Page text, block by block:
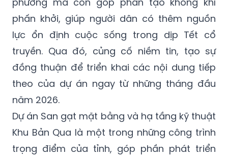
phấn khởi, giúp người dân có thêm nguồn
lực ổn định cuộc sống trong dịp Tết cổ
truyền. Qua đó, củng cố niềm tin, tạo sự
đồng thuận để triển khai các nội dung tiếp
theo của dự án ngay từ những tháng đầu
năm 2026.
Dự án San gạt mặt bằng và hạ tầng kỹ thuật
Khu Bản Qua là một trong những công trình
trọng điểm của tỉnh, góp phần phát triển